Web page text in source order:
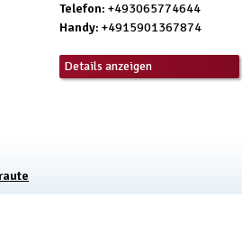
Telefon: +493065774644
Handy: +4915901367874
Details anzeigen